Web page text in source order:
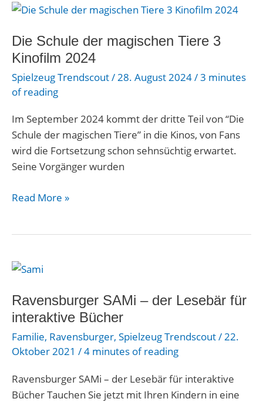
Die Schule der magischen Tiere 3
Kinofilm 2024
Spielzeug Trendscout/ 28. August 2024/3 minutes
of reading
Im September 2024 kommt der dritte Teil von “Die
Schule der magischen Tiere” in die Kinos, von Fans
wird die Fortsetzung schon sehnsüchtig erwartet.
Seine Vorgänger wurden
Die
der
magischen
Tiere
3
2024
Read More »
Ravensburger SAMi – der Lesebär für
interaktive Bücher
Familie, Ravensburger, Spielzeug Trendscout/ 22.
Oktober 2021 /4 minutes of reading
Ravensburger SAMi – der Lesebär für interaktive
Bücher Tauchen Sie jetzt mit Ihren Kindern in eine
Ravensburger
–
der
Lesebär
für
Bücher